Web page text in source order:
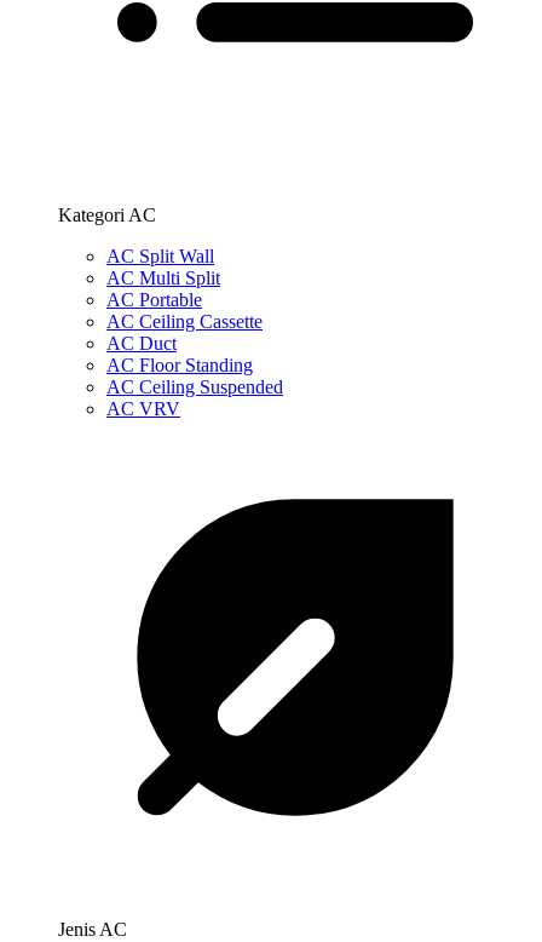
Kategori AC
AC Split Wall
AC Multi Split
AC Portable
AC Ceiling Cassette
AC Duct
AC Floor Standing
AC Ceiling Suspended
AC VRV
Jenis AC